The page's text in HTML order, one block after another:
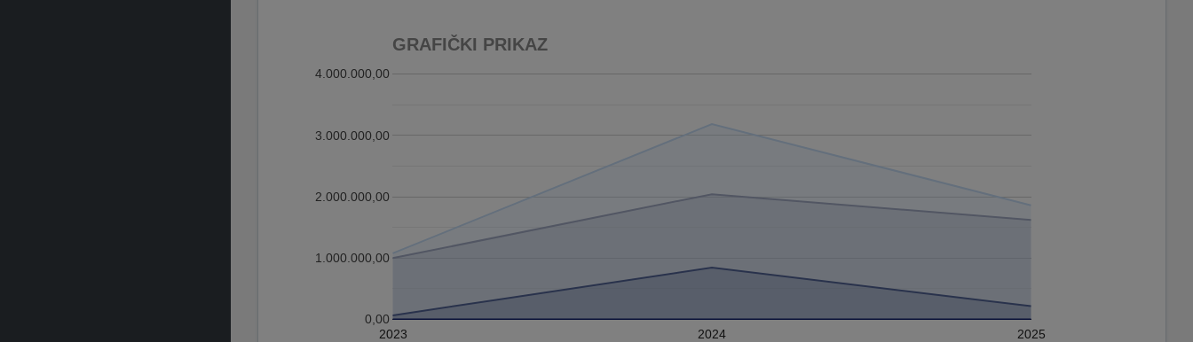
GRAFIČKI PRIKAZ
2023 2024 2025
0,00
1.000.000,00
2.000.000,00
3.000.000,00
4.000.000,00